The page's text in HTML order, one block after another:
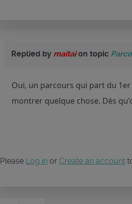
Replied by maitaion topic
Oui, un parcours qui part du
montrer quelque chose. Dès
Please Log in or Create an account